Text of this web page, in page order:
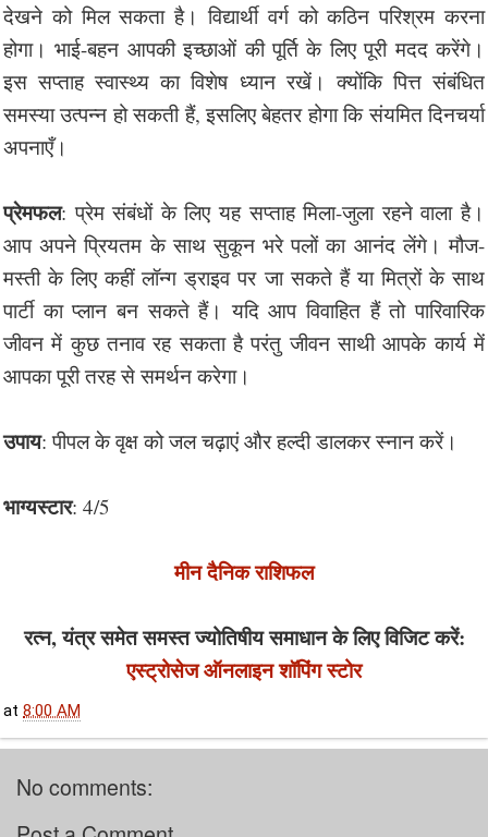
देखने को मिल सकता है। विद्यार्थी वर्ग को कठिन परिश्रम करना
होगा। भाई-बहन आपकी इच्छाओं की पूर्ति के लिए पूरी मदद करेंगे।
इस सप्ताह स्वास्थ्य का विशेष ध्यान रखें। क्योंकि पित्त संबंधित
समस्या उत्पन्न हो सकती हैं, इसलिए बेहतर होगा कि संयमित दिनचर्या
अपनाएँ।
प्रेमफल: प्रेम संबंधों के लिए यह सप्ताह मिला-जुला रहने वाला है।
आप अपने प्रियतम के साथ सुकून भरे पलों का आनंद लेंगे। मौज-
मस्ती के लिए कहीं लॉन्ग ड्राइव पर जा सकते हैं या मित्रों के साथ
पार्टी का प्लान बन सकते हैं। यदि आप विवाहित हैं तो पारिवारिक
जीवन में कुछ तनाव रह सकता है परंतु जीवन साथी आपके कार्य में
आपका पूरी तरह से समर्थन करेगा।
उपाय: पीपल के वृक्ष को जल चढ़ाएं और हल्दी डालकर स्नान करें।
भाग्यस्टार: 4/5
मीन दैनिक राशिफल
रत्न, यंत्र समेत समस्त ज्योतिषीय समाधान के लिए विजिट करें:
एस्ट्रोसेज ऑनलाइन शॉपिंग स्टोर
at 8:00 AM
No comments: